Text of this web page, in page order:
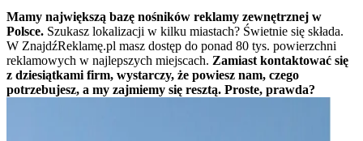
Mamy największą bazę nośników reklamy zewnętrznej w
Polsce. Szukasz lokalizacji w kilku miastach? Świetnie się składa.
W ZnajdźReklamę.pl masz dostęp do ponad 80 tys. powierzchni
reklamowych w najlepszych miejscach. Zamiast kontaktować się
z dziesiątkami firm, wystarczy, że powiesz nam, czego
potrzebujesz, a my zajmiemy się resztą. Proste, prawda?